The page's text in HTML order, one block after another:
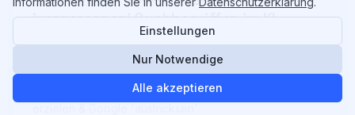
'vergessenen' Suchbegriffen im KI-
Zeitalter organische Reichweite
'anpflanzen' – und Google austricksen
10. Juni 2025
SEO-Guerilla-Gardening: Mit 'vergessenen'
Suchbegriffen im KI-Zeitalter organische Reichweite
Einstellungen
Nur Notwendige
Alle akzeptieren